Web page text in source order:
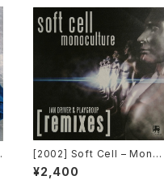
[2002] Soft Cell –
ulture (Jan Driver & Play
group Remixes) [3 Lank
¥2,400